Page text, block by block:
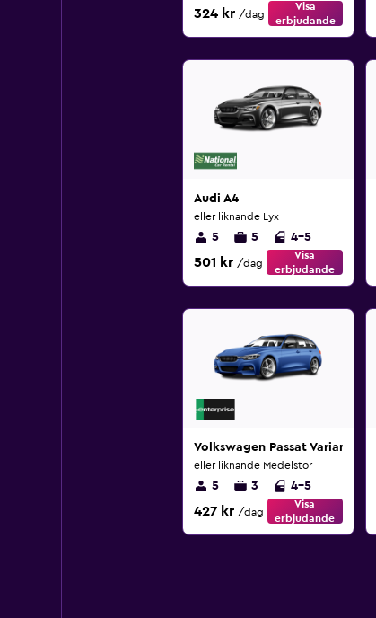
324 kr /dag
Visa
erbjudande
Audi A4
eller liknande Lyx
5 5 4-5
501 kr /dag
Visa
erbjudande
Volkswagen Passat Variant
eller liknande Medelstor
5 3 4-5
427 kr /dag
Visa
erbjudande